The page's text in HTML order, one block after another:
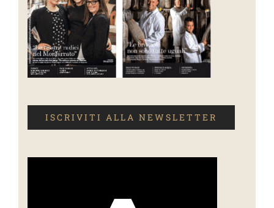
ISCRIVITI ALLA NEWSLETTER